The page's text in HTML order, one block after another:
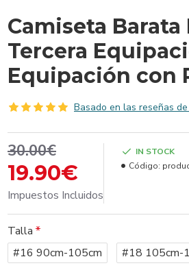
Camiseta
Tercera
Equipación con
Basado en las reseñas de
19.90€
30.00€
Impuestos Incluidos
IN STOCK
Código:
Talla
#16 90cm-105cm
#18 105cm-